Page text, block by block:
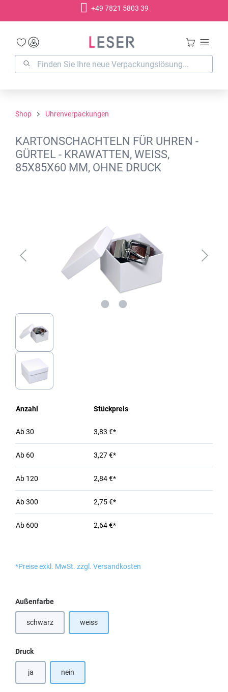
+49 7821 5803 39
Shop Uhrenverpackungen
KARTONSCHACHTELN FÜR UHREN -
GÜRTEL - KRAWATTEN, WEISS,
85X85X60 MM, OHNE DRUCK
Anzahl Stückpreis
Ab30 3,83 €*
Ab 60 3,27 €*
Ab 120 2,84 €*
Ab300 2,75 €*
Ab 600 2,64 €*
*Preise exkl. MwSt. zzgl. Versandkosten
Außenfarbeauswählen
schwarz(Diese Option ist zurzeit nicht verfügbar.)
weiss
Druckauswählen
ja nein